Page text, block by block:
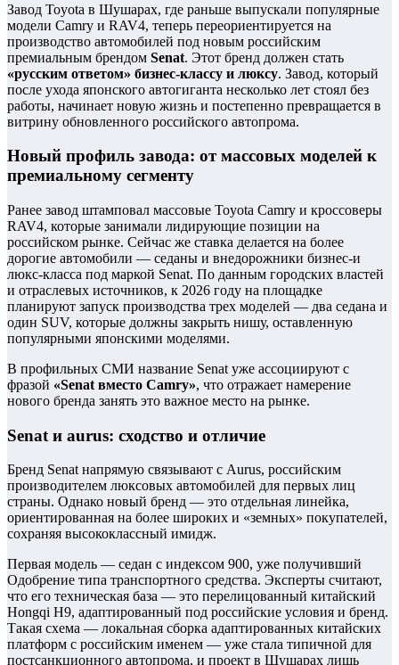
Завод Toyota в Шушарах, где раньше выпускали популярные
модели Camry и RAV4, теперь переориентируется на
производство автомобилей под новым российским
премиальным брендом Senat. Этот бренд должен стать
«русским ответом» бизнес‑классу и люксу. Завод, который
после ухода японского автогиганта несколько лет стоял без
работы, начинает новую жизнь и постепенно превращается в
витрину обновленного российского автопрома.
Новый профиль завода: от массовых моделей к
премиальному сегменту
Ранее завод штамповал массовые Toyota Camry и кроссоверы
RAV4, которые занимали лидирующие позиции на
российском рынке. Сейчас же ставка делается на более
дорогие автомобили — седаны и внедорожники бизнес‑и
люкс-класса под маркой Senat. По данным городских властей
и отраслевых источников, к 2026 году на площадке
планируют запуск производства трех моделей — два седана и
один SUV, которые должны закрыть нишу, оставленную
популярными японскими моделями.
В профильных СМИ название Senat уже ассоциируют с
фразой «Senat вместо Camry», что отражает намерение
нового бренда занять это важное место на рынке.
Senat и aurus: сходство и отличие
Бренд Senat напрямую связывают с Aurus, российским
производителем люксовых автомобилей для первых лиц
страны. Однако новый бренд — это отдельная линейка,
ориентированная на более широких и «земных» покупателей,
сохраняя высококлассный имидж.
Первая модель — седан с индексом 900, уже получивший
Одобрение типа транспортного средства. Эксперты считают,
что его техническая база — это перелицованный китайский
Hongqi H9, адаптированный под российские условия и бренд.
Такая схема — локальная сборка адаптированных китайских
платформ с российским именем — уже стала типичной для
постсанкционного автопрома, и проект в Шушарах лишь